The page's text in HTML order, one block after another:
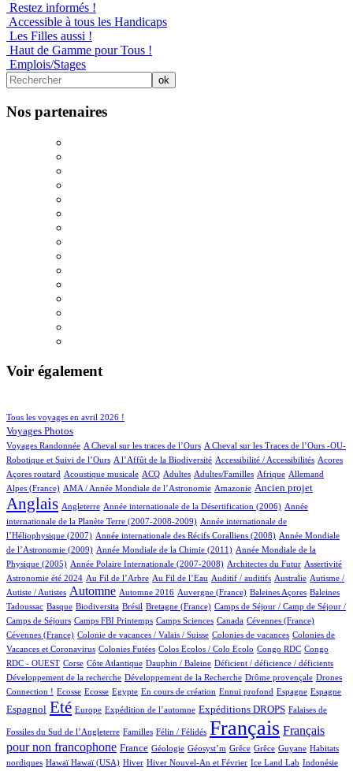
Restez informés !
Accessible à tous les Handicaps
Les Filles aussi !
Haut de Gamme pour Tous !
Emplois/Stages
Nos partenaires
Voir également
Tous les voyages en avril 2026 !
197/913
Voyages Photos
157/913
Voyages Randonnée
4/913 A Cheval sur les traces de l’Ours
5/913
A Cheval sur les Traces de l’Ours -OU-
Robotique et Suivi de l’Ours
4/913 A l’Affût de la Biodiversité
2/913 Accessibilité / Accessibilités
3/913 Acores
1/913
Açores routard
2/913 Acoustique musicale
100/913 ACQ
27/913 Adultes
11/913 Adultes/Familles
2/913 Afrique
71/913 Allemand
22/913
Alpes (France)
13/913 AMA / Année Mondiale de l’Astronomie
5/913 Amazonie
253/913 Ancien projet
697/913
Anglais
67/913 Angleterre
6/913 Année internationale de la Désertification (2006)
14/913
Année
internationale de la Planète Terre (2007-2008-2009)
4/913
Année internationale de
l’Héliophysique (2007)
1/913 Année internationale des Récifs Coralliens (2008)
12/913
Année Mondiale
de l’Astronomie (2009)
2/913 Année Mondiale de la Chimie (2011)
15/913
Année Mondiale de la
Physique (2005)
5/913 Année Polaire Internationale (2007-2008)
3/913 Architectes du Futur
2/913 Assertivité
49/913
Astronomie été 2024
20/913 Au Fil de l’Arbre
13/913 Au Fil de l’Eau
2/913 Auditif / auditifs
1/913 Australie
2/913
Autisme /
Autiste / Autistes
432/913 Automne
4/913 Automne 2016
7/913 Auvergne (France)
1/913 Baleines Açores
2/913
Baleines
Tadoussac
1/913 Basque
80/913 Biodiversita
1/913 Brésil
12/913 Bretagne (France)
109/913
Camps de Séjour / Camp de Séjour /
Camps de Séjours
4/913 Camps FBI Printemps
12/913 Camps Sciences
5/913 Canada
3/913 Cévennes (France)
2/913
Cévennes (France)
1/913 Colonie de vacances / Valais / Suisse
4/913 Colonies de vacances
3/913
Colonies de
Vacances et Coronavirus
1/913 Colonies Futées
1/913 Colos Ecolos / Colo Ecolo
1/913 Congo RDC
2/913
Congo
RDC - OUEST
1/913 Corse
17/913 Côte Atlantique
1/913 Dauphin / Baleine
2/913 Déficient / déficience / déficients
1/913
Développement de la recherche
1/913 Développement de la Recherche
2/913 Drôme provençale
16/913
Drones
Connection !
1/913 Ecosse
1/913 Ecosse
1/913 Egypte
14/913 En cours de création
1/913 Ennui profond
22/913 Espagne
12/913 Espagne
252/913
Espagnol
692/913 Eté
12/913 Europe
169/913 Expédition de l’automne
262/913 Expéditions DROPS
5/913 Falaises de
Fossiles du Sud de l’Angleterre Familles Félin / Félidés Français Français
pour non francophone
287/913 France
38/913 Géologie
1/913 Géosyst’m
1/913 Grêce
1/913 Grêce
1/913 Guyane
3/913
Habitats
nordiques
2/913 Hawaï
2/913 Hawaï (USA)
144/913 Hiver
23/913 Hiver Nouvel-An et Février
9/913 Ice Land Lab
2/913 Indonésie
1/913